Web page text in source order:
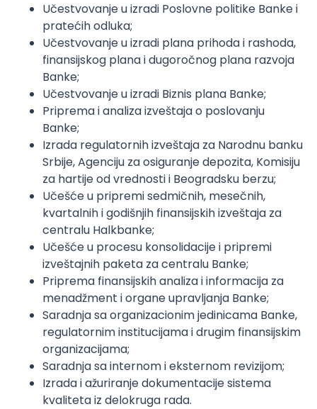
Učestvovanje u izradi Poslovne politike Banke i
pratećih odluka;
Učestvovanje u izradi plana prihoda i rashoda,
finansijskog plana i dugoročnog plana razvoja
Banke;
Učestvovanje u izradi Biznis plana Banke;
Priprema i analiza izveštaja o poslovanju
Banke;
Izrada regulatornih izveštaja za Narodnu banku
Srbije, Agenciju za osiguranje depozita, Komisiju
za hartije od vrednosti i Beogradsku berzu;
Učešće u pripremi sedmičnih, mesečnih,
kvartalnih i godišnjih finansijskih izveštaja za
centralu Halkbanke;
Učešće u procesu konsolidacije i pripremi
izveštajnih paketa za centralu Banke;
Priprema finansijskih analiza i informacija za
menadžment i organe upravljanja Banke;
Saradnja sa organizacionim jedinicama Banke,
regulatornim institucijama i drugim finansijskim
organizacijama;
Saradnja sa internom i eksternom revizijom;
Izrada i ažuriranje dokumentacije sistema
kvaliteta iz delokruga rada.